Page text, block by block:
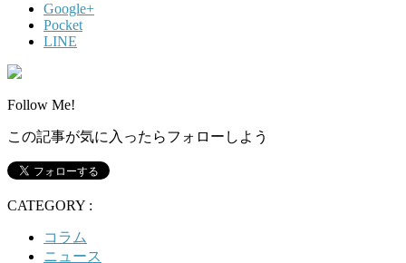
Google+
Pocket
LINE
Follow Me!
この記事が気に入ったらフォローしよう
CATEGORY :
コラム
ニュース